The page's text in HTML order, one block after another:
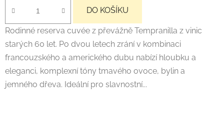
DO KOŠÍKU
Rodinné reserva cuvée z převážně Tempranilla z vinic
starých 60 let. Po dvou letech zrání v kombinaci
francouzského a amerického dubu nabízí hloubku a
eleganci, komplexní tóny tmavého ovoce, bylin a
jemného dřeva. Ideální pro slavnostní...